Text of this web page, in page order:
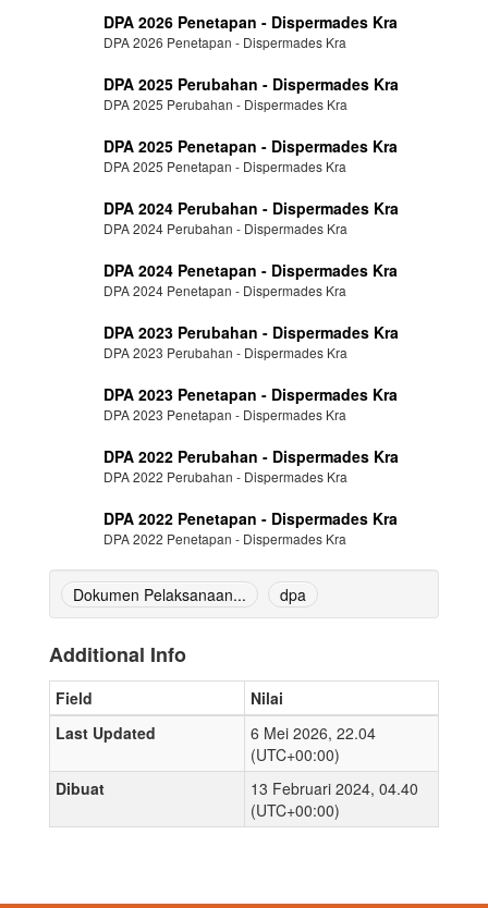
DPA 2026 Penetapan - Dispermades Kra
DPA 2026 Penetapan - Dispermades Kra
DPA 2025 Perubahan - Dispermades Kra
DPA 2025 Perubahan - Dispermades Kra
DPA 2025 Penetapan - Dispermades Kra
DPA 2025 Penetapan - Dispermades Kra
DPA 2024 Perubahan - Dispermades Kra
DPA 2024 Perubahan - Dispermades Kra
DPA 2024 Penetapan - Dispermades Kra
DPA 2024 Penetapan - Dispermades Kra
DPA 2023 Perubahan - Dispermades Kra
DPA 2023 Perubahan - Dispermades Kra
DPA 2023 Penetapan - Dispermades Kra
DPA 2023 Penetapan - Dispermades Kra
DPA 2022 Perubahan - Dispermades Kra
DPA 2022 Perubahan - Dispermades Kra
DPA 2022 Penetapan - Dispermades Kra
DPA 2022 Penetapan - Dispermades Kra
Dokumen Pelaksanaan... dpa
Additional Info
Field
Nilai
Last Updated
6 Mei 2026, 22.04
(UTC+00:00)
Dibuat
13 Februari 2024, 04.40
(UTC+00:00)